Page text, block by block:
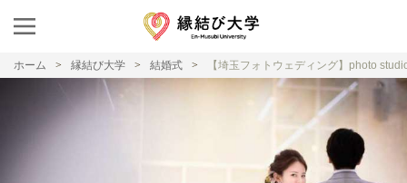
ホーム 縁結び大学 結婚式 【埼玉フォトウェディング】photo